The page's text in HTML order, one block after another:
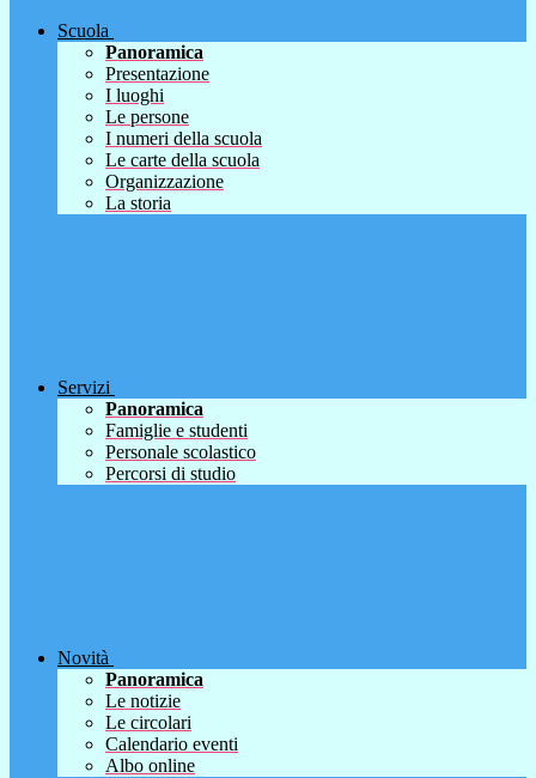
Scuola
Panoramica
Presentazione
I luoghi
Le persone
I numeri della scuola
Le carte della scuola
Organizzazione
La storia
Servizi
Panoramica
Famiglie e studenti
Personale scolastico
Percorsi di studio
Novità
Panoramica
Le notizie
Le circolari
Calendario eventi
Albo online